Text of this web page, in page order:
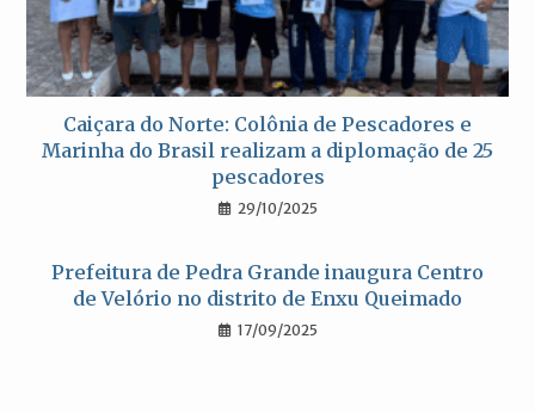
Caiçara do Norte: Colônia de Pescadores e
Marinha do Brasil realizam a diplomação de 25
pescadores
29/10/2025
Prefeitura de Pedra Grande inaugura Centro
de Velório no distrito de Enxu Queimado
17/09/2025